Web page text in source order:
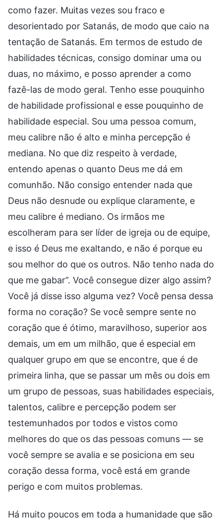
como fazer. Muitas vezes sou fraco e
desorientado por Satanás, de modo que caio na
tentação de Satanás. Em termos de estudo de
habilidades técnicas, consigo dominar uma ou
duas, no máximo, e posso aprender a como
fazê-las de modo geral. Tenho esse pouquinho
de habilidade profissional e esse pouquinho de
habilidade especial. Sou uma pessoa comum,
meu calibre não é alto e minha percepção é
mediana. No que diz respeito à verdade,
entendo apenas o quanto Deus me dá em
comunhão. Não consigo entender nada que
Deus não desnude ou explique claramente, e
meu calibre é mediano. Os irmãos me
escolheram para ser líder de igreja ou de equipe,
e isso é Deus me exaltando, e não é porque eu
sou melhor do que os outros. Não tenho nada do
que me gabar”. Você consegue dizer algo assim?
Você já disse isso alguma vez? Você pensa dessa
forma no coração? Se você sempre sente no
coração que é ótimo, maravilhoso, superior aos
demais, um em um milhão, que é especial em
qualquer grupo em que se encontre, que é de
primeira linha, que se passar um mês ou dois em
um grupo de pessoas, suas habilidades especiais,
talentos, calibre e percepção podem ser
testemunhados por todos e vistos como
melhores do que os das pessoas comuns — se
você sempre se avalia e se posiciona em seu
coração dessa forma, você está em grande
perigo e com muitos problemas.
Há muito poucos em toda a humanidade que são